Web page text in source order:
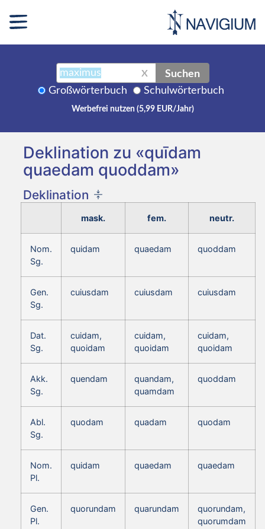
X Suchen
Großwörterbuch Schulwörterbuch
Werbefrei nutzen (5,99 EUR/Jahr)
Deklination zu «quīdam
quaedam quoddam»
Deklination
mask. fem. neutr.
Nom.
Sg.
quidam quaedam quoddam
Gen.
Sg.
cuiusdam cuiusdam cuiusdam
Dat.
Sg.
cuidam,
quoidam
cuidam,
quoidam
cuidam,
quoidam
Akk.
Sg.
quendam
quandam,
quamdam
quoddam
Abl.
Sg.
quodam quadam quodam
Nom.
Pl.
quidam quaedam quaedam
Gen.
Pl.
quorundam quarundam
quorundam,
quorumdam